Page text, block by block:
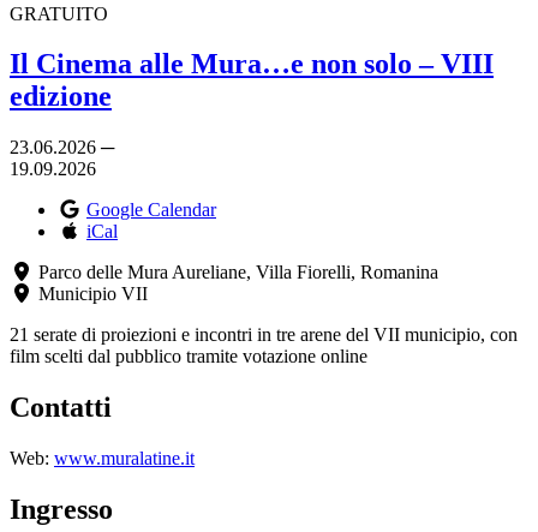
GRATUITO
Il Cinema alle Mura…e non solo – VIII
edizione
23.06.2026 ─
19.09.2026
Google Calendar
iCal
Parco delle Mura Aureliane, Villa Fiorelli, Romanina
Municipio VII
21 serate di proiezioni e incontri in tre arene del VII municipio, con
film scelti dal pubblico tramite votazione online
Contatti
Web: www.muralatine.it
Ingresso